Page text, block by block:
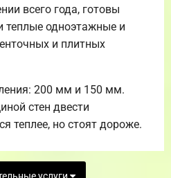
всего года, готовы
одноэтажные и
и плитных
200 мм и 150 мм.
стен двести
теплее, но стоят дороже.